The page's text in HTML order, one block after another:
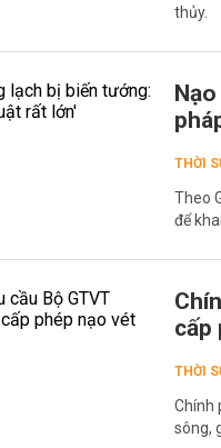
thủy.
THỜI
Theo
để
cấp
THỜI
Chính
sông,